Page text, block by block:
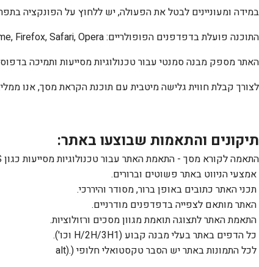
במידה ומעוניינים לבטל את הפעולה, יש ללחוץ על הפונקציה
התוכנה פועלת בדפדפנים הפופולריים:Firefox, Safari, Opera
האתר מספק מבנה סמנטי עבור טכנולוגיות מסייעות ותמיכה
לצורך קבלת חווית גלישה מיטבית עם תוכנת הקראת מסך, אנו
תיקונים והתאמות שבוצעו באתר:
התאמה לקורא מסך - התאמת האתר עבור טכנולוגיות מסייעות כגון
אמצעי הניווט באתר פשוטים וברורים.
תכני האתר כתובים באופן ברור, מסודר והיררכי.
האתר מותאם לצפייה בדפדפנים מודרניים.
התאמת האתר לתצוגה תואמת מגוון מסכים ורזולוציות.
כל הדפים באתר בעלי מבנה קבוע (1 H/2H/3H וכו').
לכל התמונות באתר יש הסבר טקסטואלי חלופי (alt).